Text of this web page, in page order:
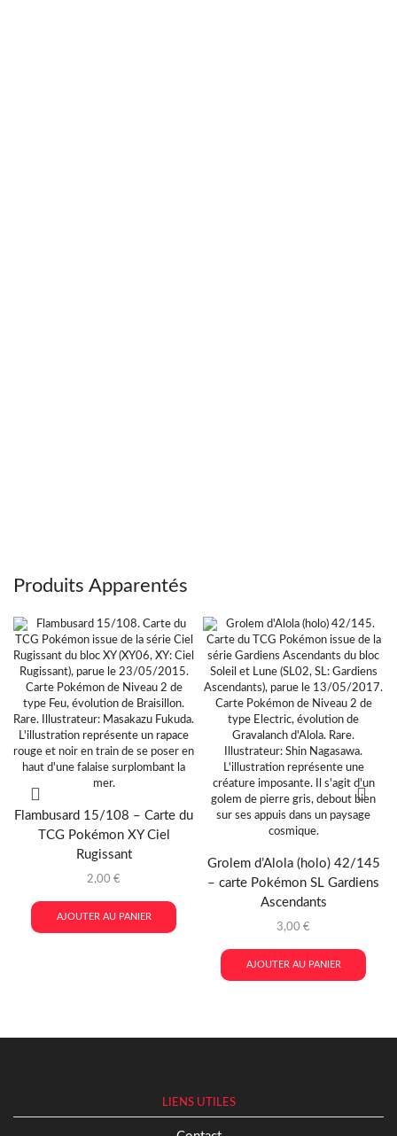
Produits Apparentés
Flambusard 15/108 – Carte du
TCG Pokémon XY Ciel
Rugissant
2,00 €
AJOUTER AU PANIER
Grolem d’Alola (holo) 42/145
– carte Pokémon SL Gardiens
Ascendants
3,00 €
AJOUTER AU PANIER
LIENS UTILES